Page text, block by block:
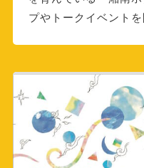
プやトークイベントを